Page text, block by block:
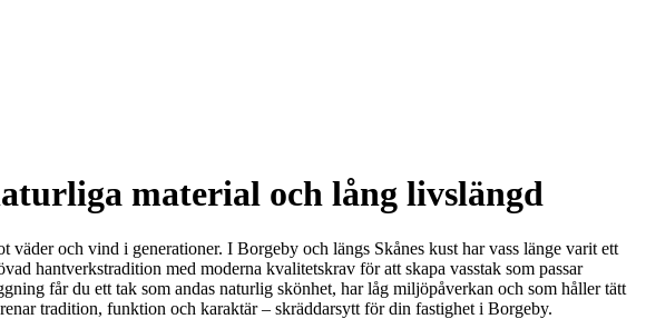
material och lång livslängd
och vind i generationer. I Borgeby och längs Skånes kust har vass länge varit ett
hantverkstradition med moderna kvalitetskrav för att skapa vasstak som passar
får du ett tak som andas naturlig skönhet, har låg miljöpåverkan och som håller tätt
tradition, funktion och karaktär – skräddarsytt för din fastighet i Borgeby.